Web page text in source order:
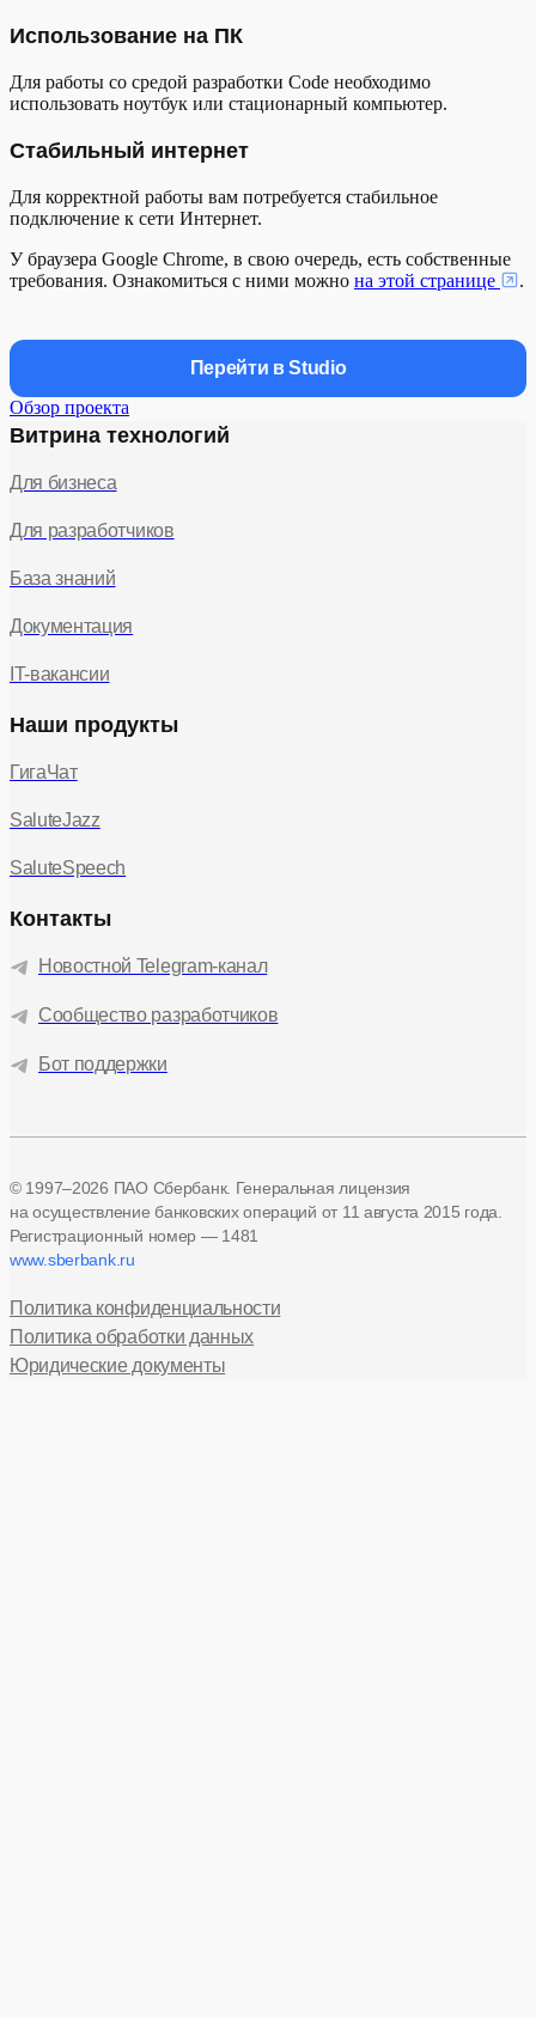
Использование на ПК
Для работы со средой разработки Code необходимо
использовать ноутбук или стационарный компьютер.
Стабильный интернет
Для корректной работы вам потребуется стабильное
подключение к сети Интернет.
У браузера Google Chrome, в свою очередь, есть собственные
требования. Ознакомиться с ними можно на этой странице .
Перейти в Studio
Обзор проекта
Витрина технологий
Для бизнеса
Для разработчиков
База знаний
Документация
IT-вакансии
Наши продукты
ГигаЧат
SaluteJazz
SaluteSpeech
Контакты
Новостной Telegram-канал
Сообщество разработчиков
Бот поддержки
© 1997–2026 ПАО Сбербанк. Генеральная лицензия
на осуществление банковских операций от 11 августа 2015 года.
Регистрационный номер — 1481
www.sberbank.ru
Политика конфиденциальности
Политика обработки данных
Юридические документы